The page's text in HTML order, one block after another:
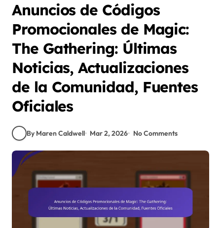
Anuncios de Códigos
Promocionales de Magic:
The Gathering: Últimas
Noticias, Actualizaciones
de la Comunidad, Fuentes
Oficiales
By Maren Caldwell Mar 2, 2026 No Comments